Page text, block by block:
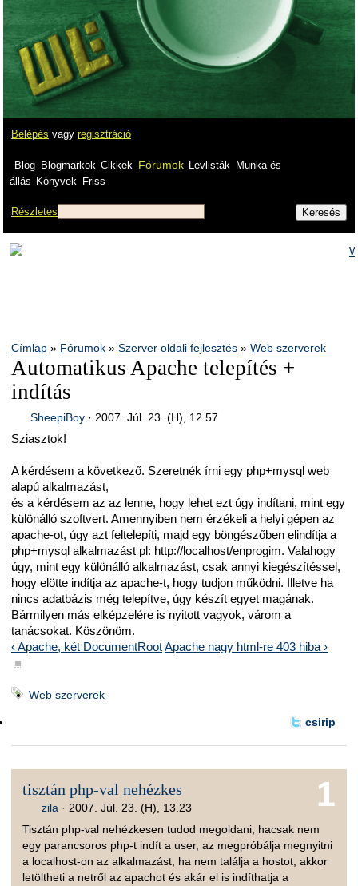
Belépés vagy regisztráció
Blog Blogmarkok Cikkek Fórumok Levlisták
Munka és
állás Könyvek Friss
Részletes
Címlap » Fórumok » Szerver oldali fejlesztés » Web szerverek
Automatikus Apache telepítés +
indítás
SheepiBoy· 2007. Júl. 23. (H), 12.57
Sziasztok!
A kérdésem a következő. Szeretnék írni egy php+mysql web
alapú alkalmazást,
és a kérdésem az az lenne, hogy lehet ezt úgy indítani, mint egy
különálló szoftvert. Amennyiben nem érzékeli a helyi gépen az
apache-ot, úgy azt feltelepíti, majd egy böngészőben elindítja a
php+mysql alkalmazást pl: http://localhost/enprogim. Valahogy
úgy, mint egy különálló alkalmazást, csak annyi kiegészítéssel,
hogy elötte indítja az apache-t, hogy tudjon működni. Illetve ha
nincs adatbázis még telepítve, úgy készít egyet magának.
Bármilyen más elképzelére is nyitott vagyok, várom a
tanácsokat. Köszönöm.
‹ Apache, két DocumentRootApache nagy html-re 403 hiba ›
■
Web szerverek
csirip
1
tisztán php-val nehézkes
zila · 2007. Júl. 23. (H), 13.23
Tisztán php-val nehézkesen tudod megoldani, hacsak nem
egy parancsoros php-t indít a user, az megpróbálja megnyitni
a localhost-on az alkalmazást, ha nem találja a hostot, akkor
letöltheti a netről az apachot és akár el is indíthatja a